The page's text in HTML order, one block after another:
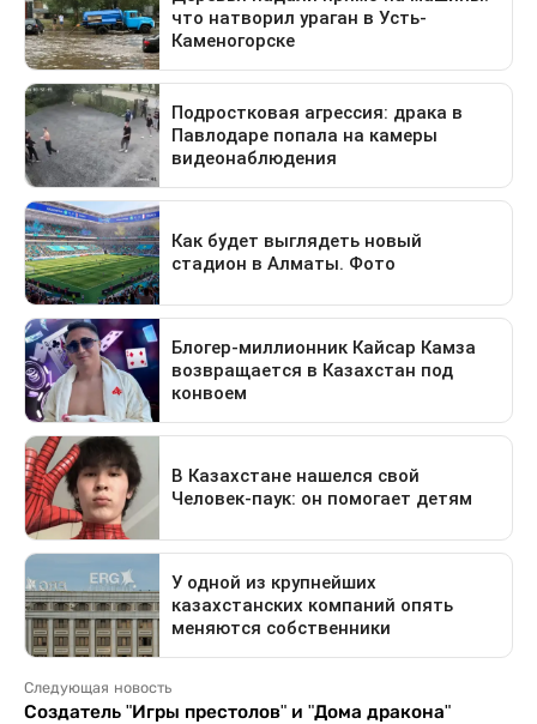
Следующая новость
Создатель "Игры престолов" и "Дома дракона"